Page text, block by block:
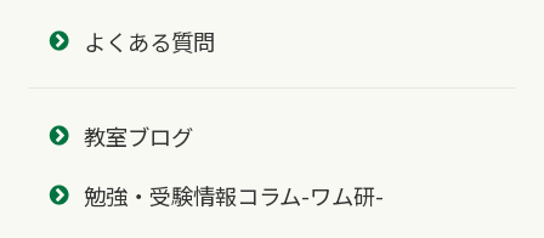
よくある質問
教室ブログ
勉強・受験情報コラム-ワム研-